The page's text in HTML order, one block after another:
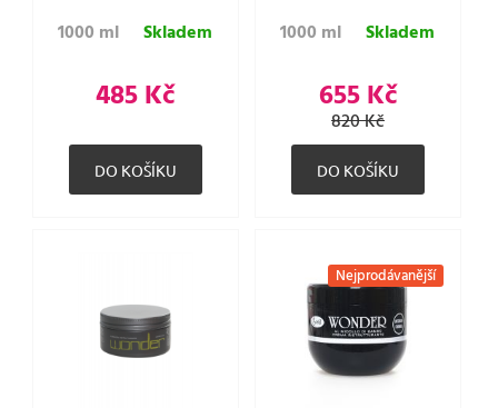
1000 ml Skladem
485 Kč
1000 ml Skladem
655 Kč
820 Kč
Nejprodávanější